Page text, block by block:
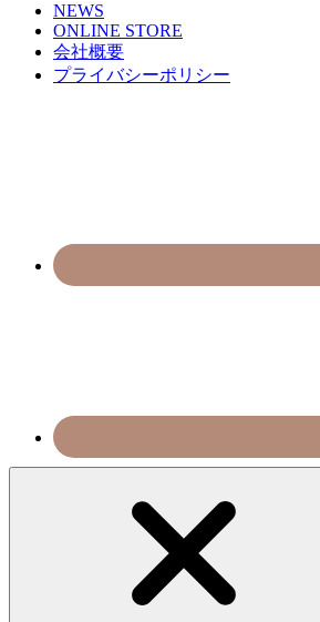
NEWS
ONLINE STORE
会社概要
プライバシーポリシー